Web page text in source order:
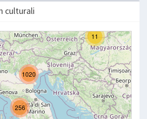
culturali